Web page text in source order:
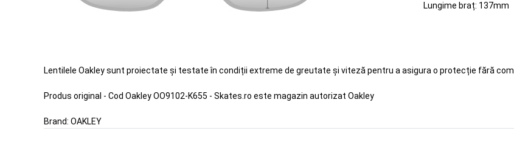
Lungime braț: 137mm
Lentilele Oakley sunt proiectate și testate în condiții extreme de greutate și viteză pentru a asigura o protecție fără
Produs original - Cod Oakley OO9102-K655 - Skates.ro este magazin autorizat Oakley
Brand: OAKLEY